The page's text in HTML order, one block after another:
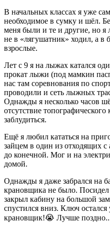
В начальных классах я уже
необходимое в сумку и шёл.
меня были и те и другие, но я
не в «лягушатник» ходил, а в
взрослые.
Лет с 9 я на лыжах катался
прокат лыжи (под мамкин
нас там соревнования по
проводили и сеть лыжных
Однажды я несколько часов
отсутствие
заблудиться.
Ещё я любил кататься на
зайцем в один из отходящих с
до конечной. Мог и на
домой.
Однажды я даже забрался на
крановщика не было. Посидел
закрыл кабину на большой
спустился вниз. Ключ
крановщик!😭 Лучше